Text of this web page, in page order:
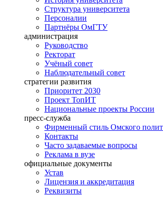
Структура университета
Персоналии
Партнёры ОмГТУ
администрация
Руководство
Ректорат
Учёный совет
Наблюдательный совет
стратегии развития
Приоритет 2030
Проект ТопИТ
Национальные проекты России
пресс-служба
Фирменный стиль Омского
Контакты
Часто задаваемые вопросы
Реклама в вузе
официальные документы
Устав
Лицензия и аккредитация
Реквизиты